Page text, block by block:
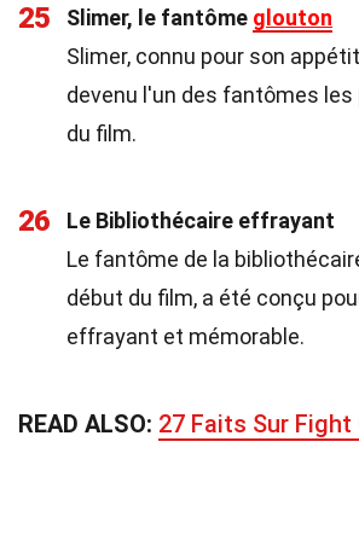
25 Slimer, le fantôme glouton
Slimer, connu pour son
devenu l'un des fantômes les
du film.
26
Le Bibliothécaire effrayant
Le fantôme de la
début du film, a été conçu
effrayant et mémorable.
READ ALSO: 27 Faits Sur Fight